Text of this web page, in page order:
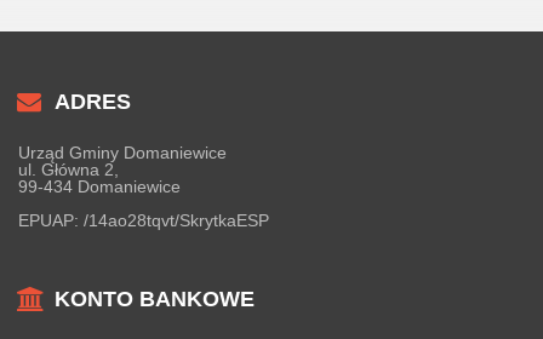
ADRES
Urząd Gminy Domaniewice
ul. Główna 2,
99-434 Domaniewice
EPUAP: /14ao28tqvt/SkrytkaESP
KONTO BANKOWE